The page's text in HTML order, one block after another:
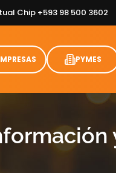
Chip +593 98 500 3602
PYMES